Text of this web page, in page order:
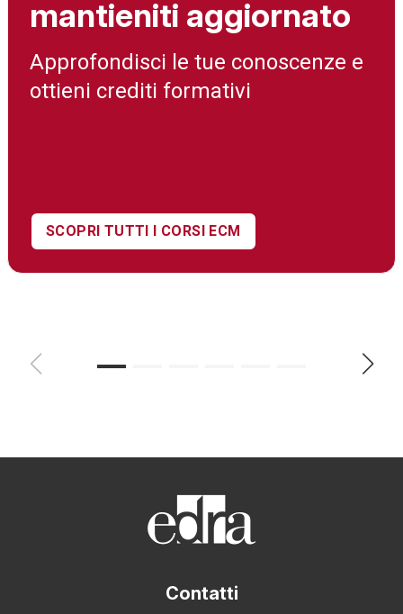
mantieniti aggiornato
Approfondisci le tue conoscenze e
ottieni crediti formativi
SCOPRI TUTTI I CORSI ECM
Contatti